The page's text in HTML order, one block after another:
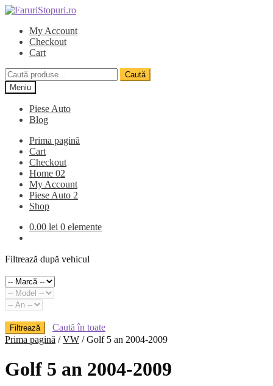
Sari
navigare
Sari
conținutMy Account
Checkout
Cart
Caută
după:
Caută
Meniu
Piese Auto
Blog
Prima pagină
Cart
Checkout
Home 02
My Account
Piese Auto 2
Shop
0.00 lei 0 elemente
Filtrează după vehicul
Filtrează
Caută în toate
Prima pagină /VW /Golf 5 an 2004-2009
Golf 5 an 2004-2009